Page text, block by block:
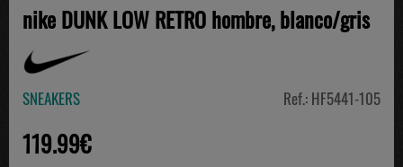
nike DUNK LOW RETRO hombre, blanco/gris
SNEAKERS Ref.: HF5441-105
119.99€